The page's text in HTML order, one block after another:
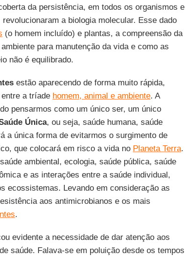
da persistência, em todos os organismos e
a biologia molecular. Esse dado
(o homem incluído) e plantas, a compreensão da
para manutenção da vida e como as
não é equilibrado.
estão aparecendo de forma muito rápida,
a tríade homem, animal e ambiente. A
pensarmos como um único ser, um único
Única, ou seja, saúde humana, saúde
a única forma de evitarmos o surgimento de
que colocará em risco a vida no Planeta Terra.
ambiental, ecologia, saúde pública, saúde
e as interações entre a saúde individual,
ecossistemas. Levando em consideração as
aos antimicrobianos e os mais
.
evidente a necessidade de dar atenção aos
saúde. Falava-se em poluição desde os tempos